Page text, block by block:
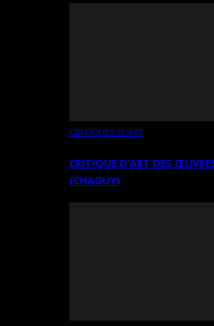
CRITIQUES D’ART
CRITIQUE D’ART DES
(CHAGUY)